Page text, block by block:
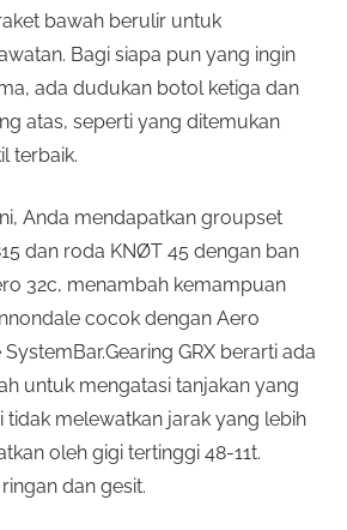
bawah berulir untuk
Bagi siapa pun yang ingin
ada dudukan botol ketiga dan
atas, seperti yang ditemukan
terbaik.
Anda mendapatkan groupset
dan roda KNØT 45 dengan ban
32c, menambah kemampuan
cocok dengan Aero
GRX berarti ada
untuk mengatasi tanjakan yang
tidak melewatkan jarak yang lebih
oleh gigi tertinggi 48-11t.
dan gesit.